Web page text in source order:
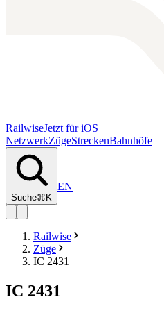
RailwiseJetzt für iOS
NetzwerkZügeStreckenBahnhöfe
Suche⌘K
EN
Railwise
Züge
IC 2431
IC 2431